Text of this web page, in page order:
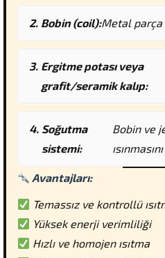
Bobin (coil):Metal parça
Ergitme potası veya
grafit/seramik kalıp:
Soğutma
sistemi:
Bobin ve
Avantajları:
Temassız ve kontrollü
Yüksek enerji verimliliği
Hızlı ve homojen ısıtma